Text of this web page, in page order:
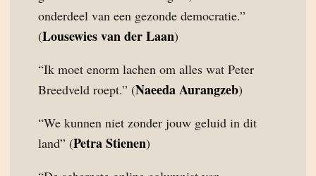
onderdeel van een gezonde democratie.”
(Lousewies van der Laan)
“Ik moet enorm lachen om alles wat Peter
Breedveld roept.” (Naeeda Aurangzeb)
“We kunnen niet zonder jouw geluid in dit
land” (Petra Stienen)